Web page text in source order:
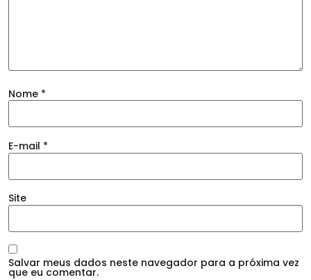
Nome *
E-mail *
Site
Salvar meus dados neste navegador para a próxima vez
que eu comentar.